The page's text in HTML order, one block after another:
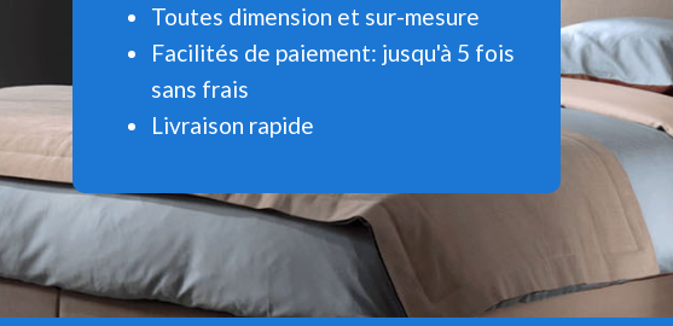
Toutes dimension et sur-mesure
Facilités de paiement: jusqu'à 5 fois
sans frais
Livraison rapide